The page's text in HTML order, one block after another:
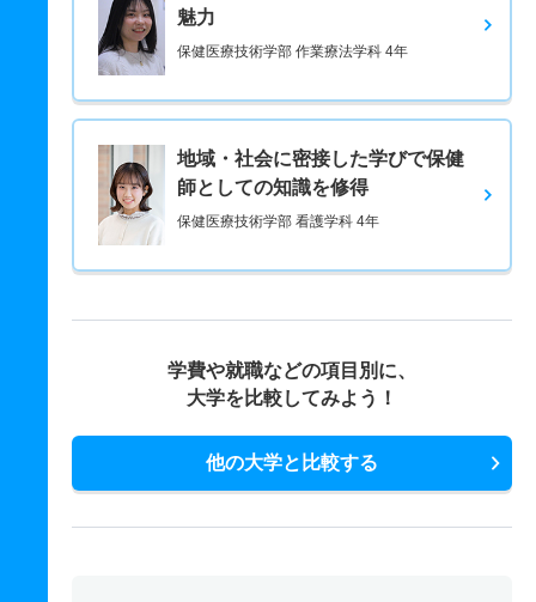
魅力
保健医療技術学部 作業療法学科 4年
地域・社会に密接した学びで保健
師としての知識を修得
保健医療技術学部 看護学科 4年
学費や就職などの項目別に、
大学を比較してみよう！
他の大学と比較する